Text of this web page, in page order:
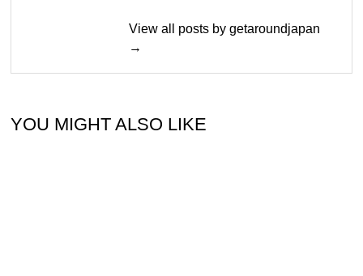
View all posts by getaroundjapan
→
YOU MIGHT ALSO LIKE